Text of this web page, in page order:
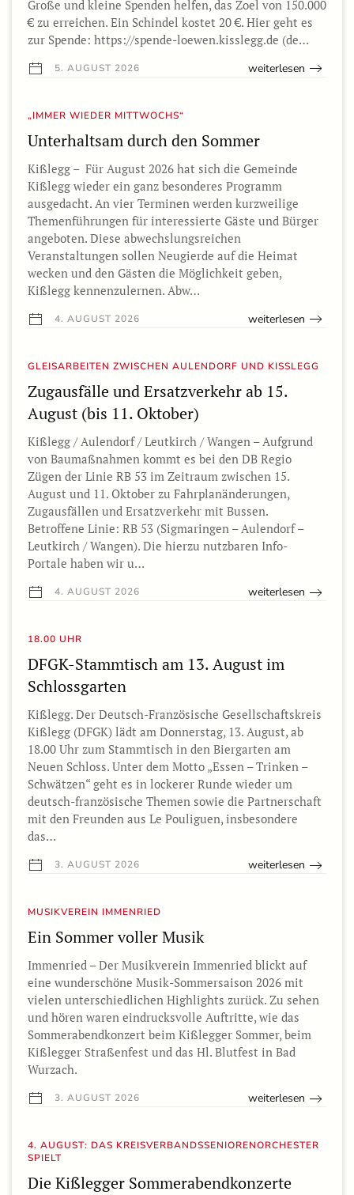
Große und kleine Spenden helfen, das Zoel von 150.000
€ zu erreichen. Ein Schindel kostet 20 €. Hier geht es
zur Spende: https://spende-loewen.kisslegg.de (de…
5. AUGUST 2026 weiterlesen
„IMMER WIEDER MITTWOCHS“
Unterhaltsam durch den Sommer
Kißlegg – Für August 2026 hat sich die Gemeinde
Kißlegg wieder ein ganz besonderes Programm
ausgedacht. An vier Terminen werden kurzweilige
Themenführungen für interessierte Gäste und Bürger
angeboten. Diese abwechslungsreichen
Veranstaltungen sollen Neugierde auf die Heimat
wecken und den Gästen die Möglichkeit geben,
Kißlegg kennenzulernen. Abw…
4. AUGUST 2026 weiterlesen
GLEISARBEITEN ZWISCHEN AULENDORF UND KISSLEGG
Zugausfälle und Ersatzverkehr ab 15.
August (bis 11. Oktober)
Kißlegg / Aulendorf / Leutkirch / Wangen – Aufgrund
von Baumaßnahmen kommt es bei den DB Regio
Zügen der Linie RB 53 im Zeitraum zwischen 15.
August und 11. Oktober zu Fahrplanänderungen,
Zugausfällen und Ersatzverkehr mit Bussen.
Betroffene Linie: RB 53 (Sigmaringen – Aulendorf –
Leutkirch / Wangen). Die hierzu nutzbaren Info-
Portale haben wir u…
4. AUGUST 2026 weiterlesen
18.00 UHR
DFGK-Stammtisch am 13. August im
Schlossgarten
Kißlegg. Der Deutsch-Französische Gesellschaftskreis
Kißlegg (DFGK) lädt am Donnerstag, 13. August, ab
18.00 Uhr zum Stammtisch in den Biergarten am
Neuen Schloss. Unter dem Motto „Essen – Trinken –
Schwätzen“ geht es in lockerer Runde wieder um
deutsch-französische Themen sowie die Partnerschaft
mit den Freunden aus Le Pouliguen, insbesondere
das…
3. AUGUST 2026 weiterlesen
MUSIKVEREIN IMMENRIED
Ein Sommer voller Musik
Immenried – Der Musikverein Immenried blickt auf
eine wunderschöne Musik-Sommersaison 2026 mit
vielen unterschiedlichen Highlights zurück. Zu sehen
und hören waren eindrucksvolle Auftritte, wie das
Sommerabendkonzert beim Kißlegger Sommer, beim
Kißlegger Straßenfest und das Hl. Blutfest in Bad
Wurzach.
3. AUGUST 2026 weiterlesen
4. AUGUST: DAS KREISVERBANDSSENIORENORCHESTER
SPIELT
Die Kißlegger Sommerabendkonzerte